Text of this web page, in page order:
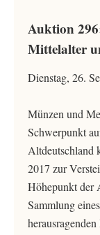
Auktion
Mittelalter
Dienstag, 26.
Münzen und
Schwerpunkt
Altdeutschland
2017 zur
Höhepunkt der
Sammlung